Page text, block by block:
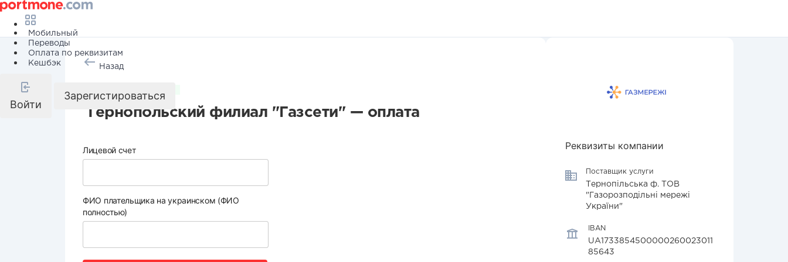
Мобильный
Переводы
Оплата по реквизитам
Кешбэк
Войти
Зарегистироваться
Назад
Тернопольский филиал "Газсети" — оплата
Лицевой счет
ФИО плательщика на украинском (ФИО
полностью)
Реквизиты компании
Поставщик услуги
Тернопільська ф. ТОВ
"Газорозподільні мережі
України"
IBAN
UA1733854500000260023011
85643